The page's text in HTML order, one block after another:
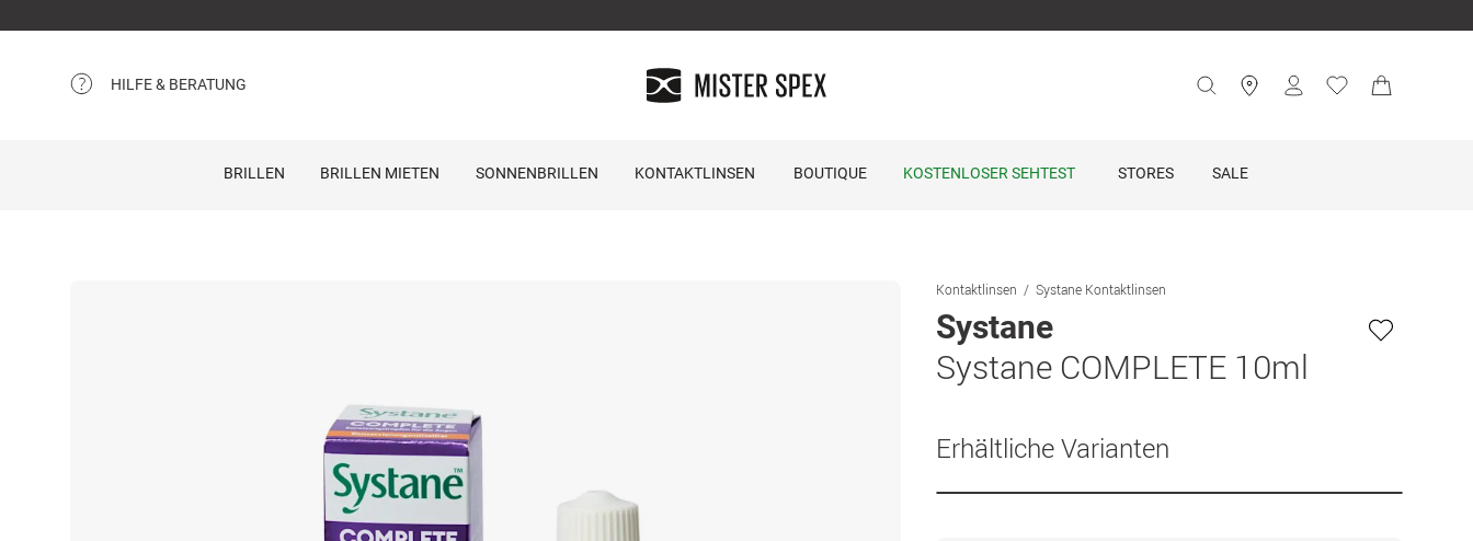
HILFE & BERATUNG
BRILLEN BRILLEN MIETEN SONNENBRILLEN KONTAKTLINSEN BOUTIQUE KOSTENLOSER SEHTEST STORES SALE
Kontaktlinsen Systane Kontaktlinsen
Systane
Systane COMPLETE 10ml
Erhältliche Varianten